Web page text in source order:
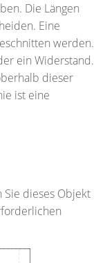
Die Längen
Eine
werden.
ein Widerstand.
dieser
ist eine
Sie dieses Objekt